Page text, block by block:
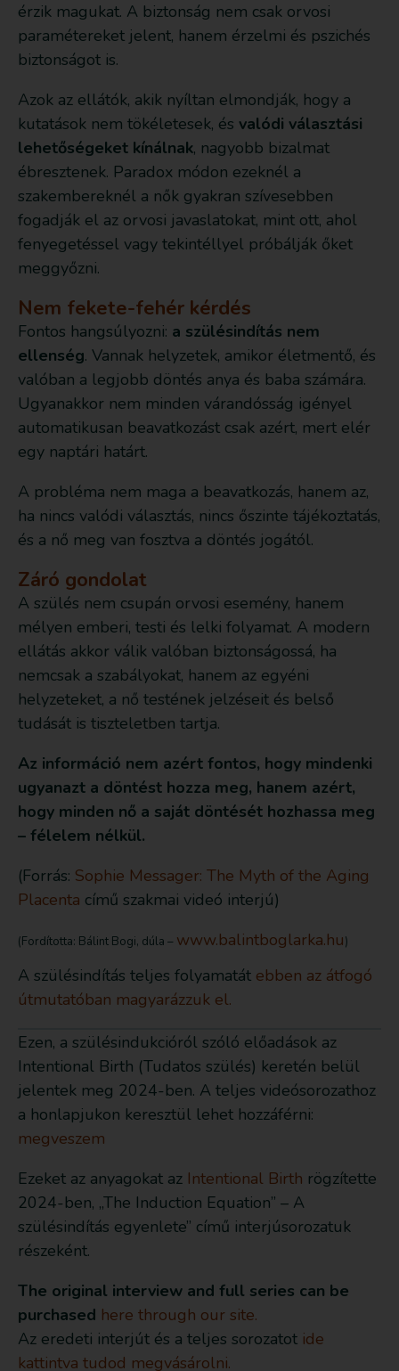
érzik magukat. A biztonság nem csak orvosi
paramétereket jelent, hanem érzelmi és pszichés
biztonságot is.
Azok az ellátók, akik nyíltan elmondják, hogy a
kutatások nem tökéletesek, és valódi választási
lehetőségeket kínálnak, nagyobb bizalmat
ébresztenek. Paradox módon ezeknél a
szakembereknél a nők gyakran szívesebben
fogadják el az orvosi javaslatokat, mint ott, ahol
fenyegetéssel vagy tekintéllyel próbálják őket
meggyőzni.
Nem fekete-fehér kérdés
Fontos hangsúlyozni: a szülésindítás nem
ellenség. Vannak helyzetek, amikor életmentő, és
valóban a legjobb döntés anya és baba számára.
Ugyanakkor nem minden várandósság igényel
automatikusan beavatkozást csak azért, mert elér
egy naptári határt.
A probléma nem maga a beavatkozás, hanem az,
ha nincs valódi választás, nincs őszinte tájékoztatás,
és a nő meg van fosztva a döntés jogától.
Záró gondolat
A szülés nem csupán orvosi esemény, hanem
mélyen emberi, testi és lelki folyamat. A modern
ellátás akkor válik valóban biztonságossá, ha
nemcsak a szabályokat, hanem az egyéni
helyzeteket, a nő testének jelzéseit és belső
tudását is tiszteletben tartja.
Az információ nem azért fontos, hogy mindenki
ugyanazt a döntést hozza meg, hanem azért,
hogy minden nő a saját döntését hozhassa meg
– félelem nélkül.
(Forrás: Sophie Messager: The Myth of the Aging
Placenta című szakmai videó interjú)
(Fordította: Bálint Bogi, dúla – www.balintboglarka.hu)
A szülésindítás teljes folyamatát ebben az átfogó
útmutatóban magyarázzuk el.
Ezen, a szülésindukcióról szóló előadások az
Intentional Birth (Tudatos szülés) keretén belül
jelentek meg 2024-ben. A teljes videósorozathoz
a honlapjukon keresztül lehet hozzáférni:
megveszem
Ezeket az anyagokat az Intentional Birth rögzítette
2024-ben, „The Induction Equation” – A
szülésindítás egyenlete” című interjúsorozatuk
részeként.
The original interview and full series can be
purchased here through our site.
Az eredeti interjút és a teljes sorozatot ide
kattintva tudod megvásárolni.